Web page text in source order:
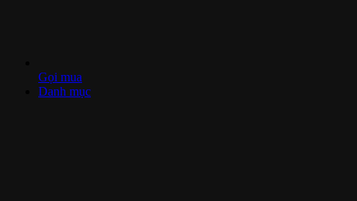
Gọi mua
Danh mục